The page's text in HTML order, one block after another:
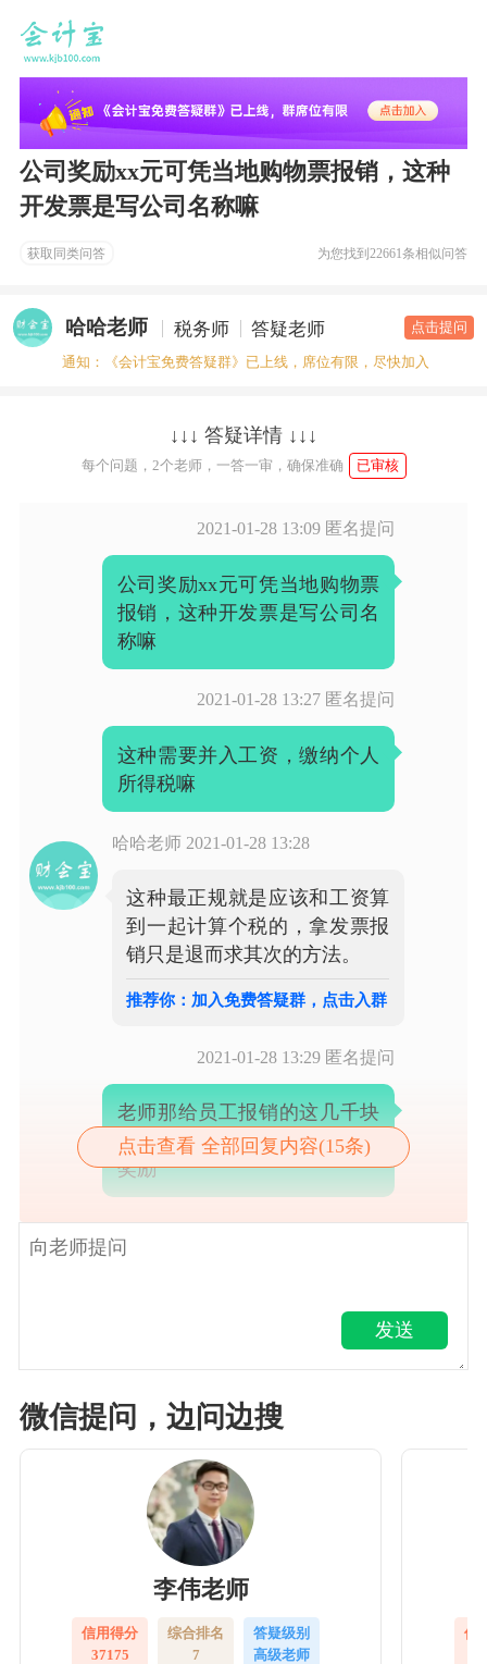
公司奖励xx元可凭当地购物票报销，这种
开发票是写公司名称嘛
获取同类问答 为您找到22661条相似问答
哈哈老师 税务师 答疑老师 点击提问
通知：《会计宝免费答疑群》已上线，席位有限，尽快加入
↓↓↓ 答疑详情 ↓↓↓
每个问题，2个老师，一答一审，确保准确 已审核
2021-01-28 13:09 匿名提问
公司奖励xx元可凭当地购物票
报销，这种开发票是写公司名
称嘛
2021-01-28 13:27 匿名提问
这种需要并入工资，缴纳个人
所得税嘛
哈哈老师 2021-01-28 13:28
这种最正规就是应该和工资算
到一起计算个税的，拿发票报
销只是退而求其次的方法。
推荐你：加入免费答疑群，点击入群
2021-01-28 13:29 匿名提问
老师那给员工报销的这几千块
钱，确实是属于年度完成任务
奖励
点击查看 全部回复内容(15条)
发送
微信提问，边问边搜
李伟老师
信用得分
37175
综合排名
7
答疑级别
高级老师
信